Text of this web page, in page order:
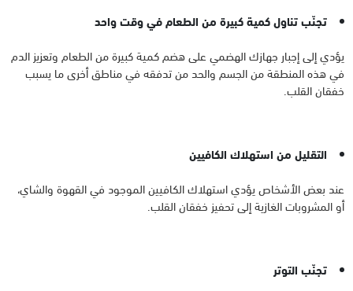
تجنّب تناول كمية كبيرة من الطعام في وقت واحد
يؤدي إلى إجبار جهازك الهضمي على هضم كمية كبيرة من الطعام وتعزيز الدم
في هذه المنطقة من الجسم والحد من تدفقه في مناطق أخرى ما يسبب
خفقان القلب.
التقليل من استهلاك الكافيين
عند بعض الأشخاص يؤدي استهلاك الكافيين الموجود في القهوة والشاي،
أو المشروبات الغازية إلى تحفيز خفقان القلب.
تجنّب التوتر